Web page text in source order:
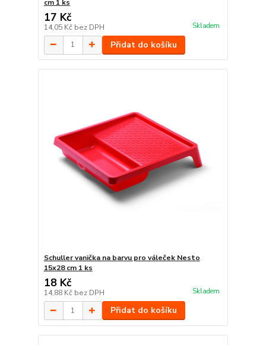
cm 1 ks
17 Kč
14,05 Kč bez DPH Skladem
Přidat do košíku
Schuller vanička na barvu pro váleček Nesto
15x28 cm 1 ks
18 Kč
14,88 Kč bez DPH Skladem
Přidat do košíku